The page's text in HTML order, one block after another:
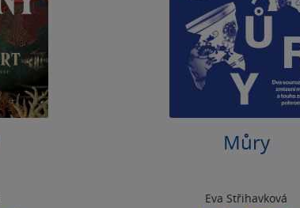
Můry
Eva Střihavková